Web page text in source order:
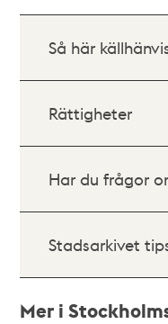
Så här
Rättigheter
Har du frågor
Stadsarkivet
Mer i